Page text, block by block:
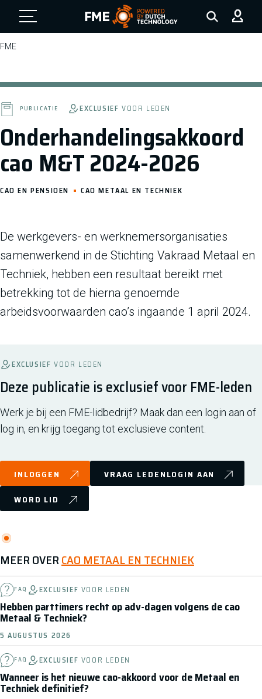
FME Logo, to the homepage
FME
Onderhandelingsakkoord
cao M&T 2024-2026
PUBLICATIE EXCLUSIEF VOOR LEDEN
CAO EN PENSIOEN CAO METAAL EN TECHNIEK
De werkgevers- en werknemersorganisaties
samenwerkend in de Stichting Vakraad Metaal en
Techniek, hebben een resultaat bereikt met
betrekking tot de hierna genoemde
arbeidsvoorwaarden cao’s ingaande 1 april 2024.
EXCLUSIEF VOOR LEDEN
Deze publicatie is exclusief voor FME-leden
Werk je bij een FME-lidbedrijf? Maak dan een login aan of
log in, en krijg toegang tot exclusieve content.
INLOGGEN
VRAAG LEDENLOGIN AAN
WORD LID
MEER OVERCAO METAAL EN TECHNIEK
FAQ EXCLUSIEF VOOR LEDEN
Hebben parttimers recht op adv-dagen volgens de cao
Metaal & Techniek?
5 AUGUSTUS 2026
FAQ EXCLUSIEF VOOR LEDEN
Wanneer is het nieuwe cao-akkoord voor de Metaal en
Techniek definitief?